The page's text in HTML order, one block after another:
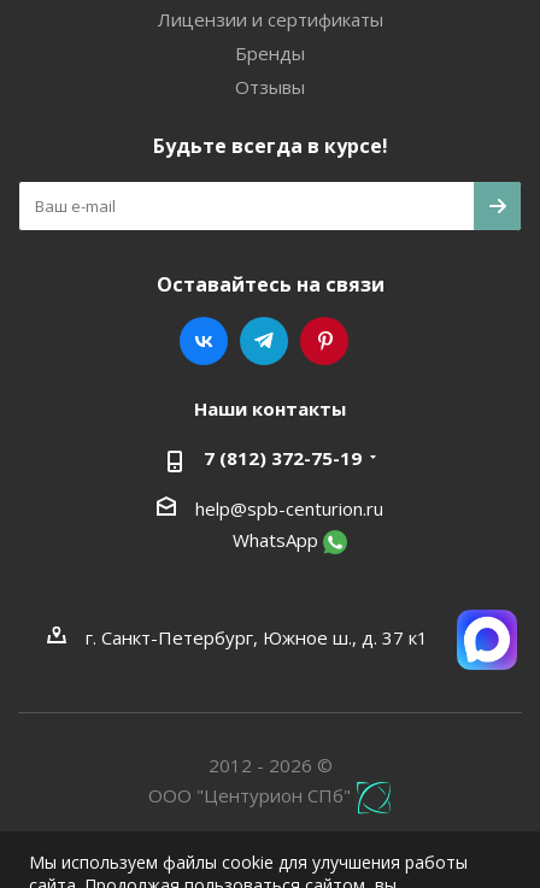
Лицензии и сертификаты
Бренды
Отзывы
Будьте всегда в курсе!
Оставайтесь на связи
Наши контакты
7 (812) 372-75-19
help@spb-centurion.ru
WhatsApp
г. Санкт-Петербург, Южное ш., д. 37 к1
2012 - 2026 ©
ООО "Центурион СПб"
Мы используем файлы cookie для улучшения работы